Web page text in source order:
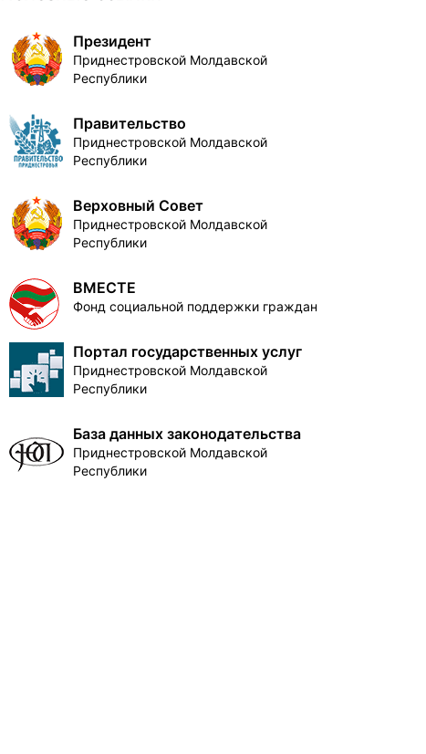
Президент
Приднестровской Молдавской
Республики
Правительство
Приднестровской Молдавской
Республики
Верховный Совет
Приднестровской Молдавской
Республики
ВМЕСТЕ
Фонд социальной поддержки граждан
Портал государственных услуг
Приднестровской Молдавской
Республики
База данных законодательства
Приднестровской Молдавской
Республики